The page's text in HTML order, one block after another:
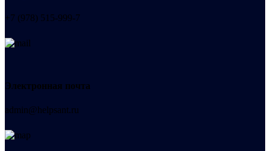
+7 (978) 515-999-7
Электронная почта
admin@helpsant.ru